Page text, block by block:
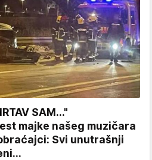
SAM..."
majke našeg muzičara
Svi unutrašnji